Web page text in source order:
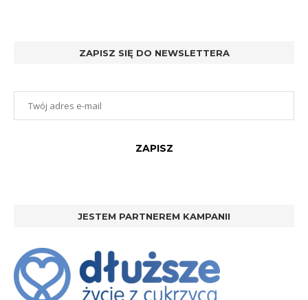
ZAPISZ SIĘ DO NEWSLETTERA
JESTEM PARTNEREM KAMPANII